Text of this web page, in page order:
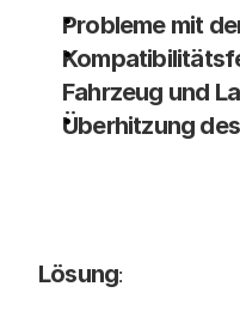
Probleme mit
Fahrzeug und
Überhitzung
Lösung: